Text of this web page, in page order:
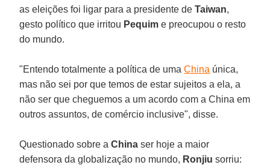
as eleições foi ligar para a presidente deTaiwan,
gesto político que irritou Pequim e preocupou o resto
do mundo.
"Entendo totalmente a política de umaChina única,
mas não sei por que temos de estar sujeitos a ela, a
não ser que cheguemos a um acordo com a China em
outros assuntos, de comércio inclusive", disse.
Questionado sobre aChina ser hoje a maior
defensora da globalização no mundo, Ronjiu sorriu: